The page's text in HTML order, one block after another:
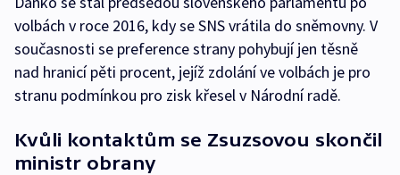
volbách v roce 2016, kdy se SNS vrátila do sněmovny. V
současnosti se preference strany pohybují jen těsně
nad hranicí pěti procent, jejíž zdolání ve volbách je pro
stranu podmínkou pro zisk křesel v Národní radě.
Kvůli kontaktům se Zsuzsovou skončil
ministr obrany